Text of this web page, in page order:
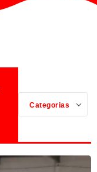
Categorias